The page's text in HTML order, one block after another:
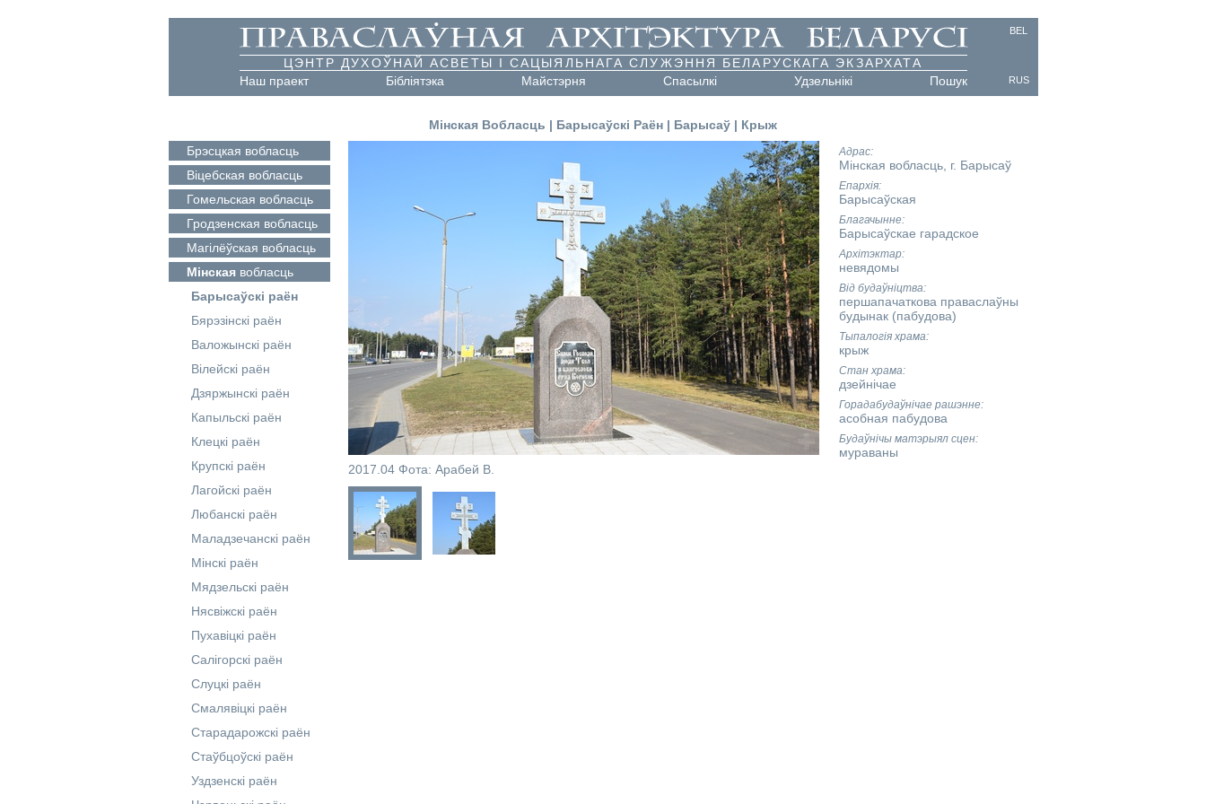
BEL
RUS
ЦЭНТР ДУХОЎНАЙ АСВЕТЫ І САЦЫЯЛЬНАГА СЛУЖЭННЯ БЕЛАРУСКАГА ЭКЗАРХАТА
Наш праект
Бібліятэка Майстэрня Cпасылкі Удзельнікі Пошук
Мінская Вобласць | Барысаўскі Раён | Барысаў | Крыж
Брэсцкая вобласць
Віцебская вобласць
Гомельская вобласць
Гродзенская вобласць
Магілёўская вобласць
Мінскаявобласць
Барысаўскі раён
Бярэзінскі раён
Валожынскі раён
Вілейскі раён
Дзяржынскі раён
Капыльскі раён
Клецкі раён
Крупскі раён
Лагойскі раён
Любанскі раён
Маладзечанскі раён
Мінскі раён
Мядзельскі раён
Нясвіжскі раён
Пухавіцкі раён
Салігорскі раён
Слуцкі раён
Смалявіцкі раён
Старадарожскі раён
Стаўбцоўскі раён
Уздзенскі раён
2017.04 Фота: Арабей В.
Адрас
Мінская вобласць, г. Барысаў
Епархія
Барысаўская
Благачынне
Барысаўскае гарадское
Архітэктар
невядомы
Від будаўніцтва
першапачаткова праваслаўны
будынак (пабудова)
Тыпалогія храма
крыж
Стан храма
дзейнічае
Горадабудаўнічае рашэнне
асобная пабудова
Будаўнічы матэрыял сцен
мураваны